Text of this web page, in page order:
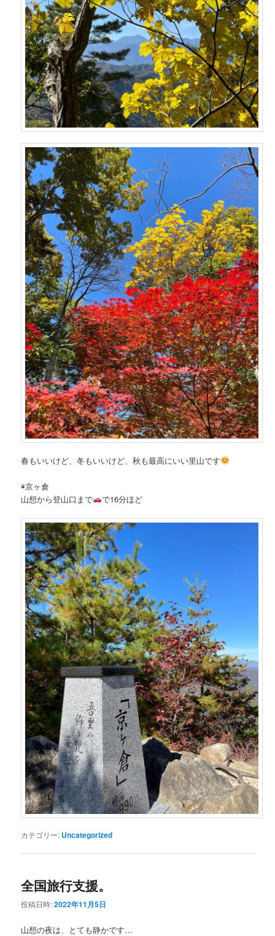
春もいいけど、冬もいいけど、秋も最高にいい里山です
◉京ヶ倉
山想から登山口まで
で16分ほど
カテゴリー: Uncategorized
全国旅行支援。
投稿日時:2022年11月5日
山想の夜は、とても静かです…